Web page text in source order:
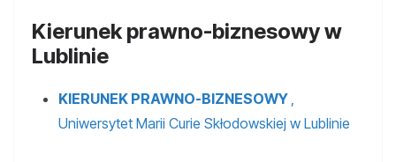
Kierunek prawno-biznesowy w
Lublinie
KIERUNEK PRAWNO-BIZNESOWY ,
Uniwersytet Marii Curie Skłodowskiej w Lublinie